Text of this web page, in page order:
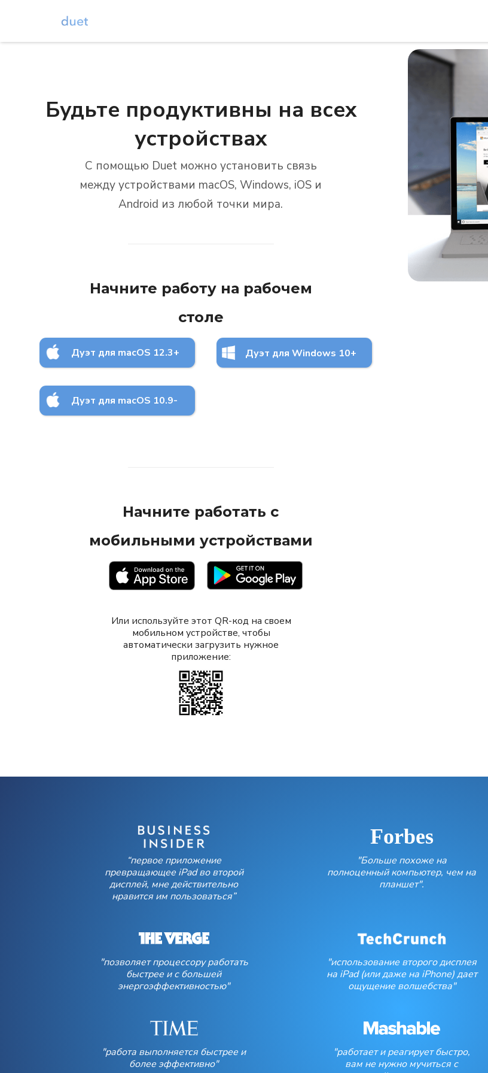
Будьте продуктивны на всех
устройствах
С помощью Duet можно установить связь
между устройствами macOS, Windows, iOS и
Android из любой точки мира.
Начните работу на рабочем
столе
Дуэт для macOS 12.3+
Дуэт для macOS 10.9-
Дуэт для Windows 10+
Начните работать с
мобильными устройствами
Или используйте этот QR-код на своем
мобильном устройстве, чтобы
автоматически загрузить нужное
приложение:
“первое приложение
превращающее iPad во второй
дисплей, мне действительно
нравится им пользоваться”
Forbes
"Больше похоже на
полноценный компьютер, чем на
планшет".
"позволяет процессору работать
быстрее и с большей
энергоэффективностью"
"использование второго дисплея
на iPad (или даже на iPhone) дает
ощущение волшебства"
"работа выполняется быстрее и
более эффективно"
"работает и реагирует быстро,
вам не нужно мучиться с